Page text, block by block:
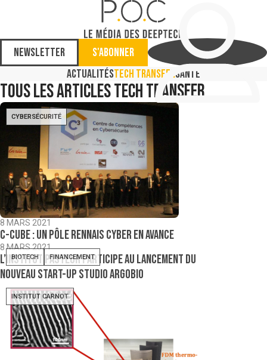
Newsletter
S'abonner
ActualitésTech TransferSanté
Tous les articlesTech Transfer
CYBERSÉCURITÉ
8 MARS 2021
C-Cube : un pôle rennais cyber en avance
BIOTECH FINANCEMENT
8 MARS 2021
L’Institut Pasteur participe au lancement du
nouveau start-up Studio Argobio
INSTITUT CARNOT